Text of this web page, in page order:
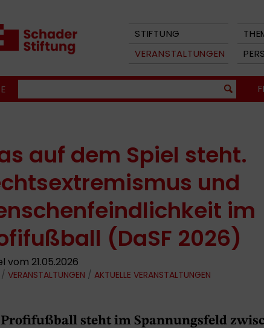
STIFTUNG
VERANSTALTUNGEN
auf dem Spiel steht.
und
im
(DaSF 2026)
vom 21.05.2026
/ VERANSTALTUNGEN / AKTUELLE VERANSTALTUNGEN
steht im Spannungsfeld